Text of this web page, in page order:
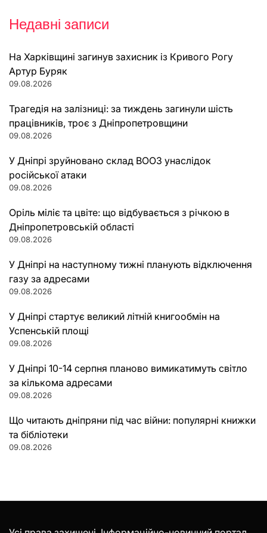
Недавні записи
На Харківщині загинув захисник із Кривого Рогу
Артур Буряк
09.08.2026
Трагедія на залізниці: за тиждень загинули шість
працівників, троє з Дніпропетровщини
09.08.2026
У Дніпрі зруйновано склад ВООЗ унаслідок
російської атаки
09.08.2026
Оріль міліє та цвіте: що відбувається з річкою в
Дніпропетровській області
09.08.2026
У Дніпрі на наступному тижні планують відключення
газу за адресами
09.08.2026
У Дніпрі стартує великий літній книгообмін на
Успенській площі
09.08.2026
У Дніпрі 10-14 серпня планово вимикатимуть світло
за кількома адресами
09.08.2026
Що читають дніпряни під час війни: популярні книжки
та бібліотеки
09.08.2026